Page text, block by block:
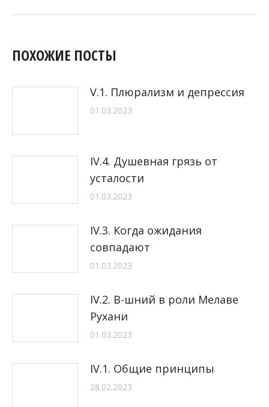
ПОХОЖИЕ ПОСТЫ
V.1. Плюрализм и депрессия
01.03.2023
IV.4. Душевная грязь от
усталости
01.03.2023
IV.3. Когда ожидания
совпадают
01.03.2023
IV.2. В-шний в роли Мелаве
Рухани
01.03.2023
IV.1. Общие принципы
28.02.2023